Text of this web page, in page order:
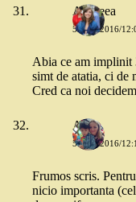
Andreea
5 MAI 2016/
Abia ce am implinit
simt de atatia, ci de
Cred ca noi
Ana
5 MAI 2016/
Frumos scris.
nicio importanta